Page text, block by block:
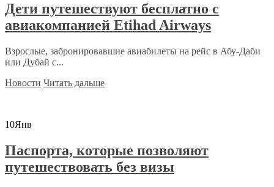
Дети путешествуют бесплатно с
авиакомпанией Etihad Airways
Взрослые, забронировавшие авиабилеты на рейс в Абу-Даби
или Дубай с...
Новости Читать дальше
10Янв
Паспорта, которые позволяют
путешествовать без визы